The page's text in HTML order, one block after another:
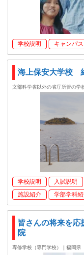
学校説明 キャンパ
海上保安大学校
文部科学省以外の省庁所管の学
学校説明 入試説明
施設紹介
学部学科
皆さんの将来を応
院
専修学校（専門学校）｜福岡県